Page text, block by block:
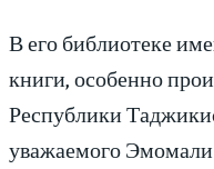
В его библиотеке
книги, особенно
Республики
уважаемого Эмомали